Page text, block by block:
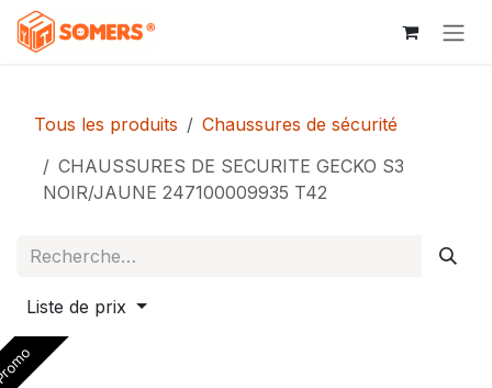
Se rendre au contenu
Tous les produits
Chaussures de sécurité
CHAUSSURES DE SECURITE GECKO S3
NOIR/JAUNE 247100009935 T42
Liste de prix